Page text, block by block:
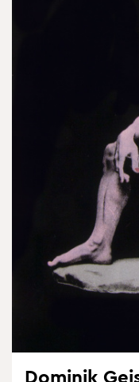
Do­mi­nik